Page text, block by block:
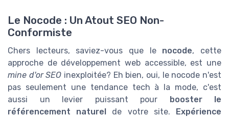
Le Nocode : Un Atout SEO Non-
Conformiste
Chers lecteurs, saviez-vous que le nocode, cette
approche de développement web accessible, est une
mine d'or SEO inexploitée? Eh bien, oui, le nocode n'est
pas seulement une tendance tech à la mode, c'est
aussi un levier puissant pour booster le
référencement naturel de votre site. Expérience